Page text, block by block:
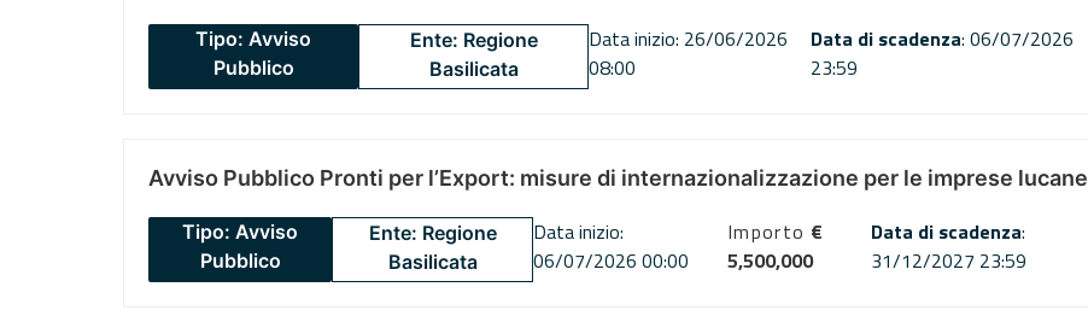
Tipo: Avviso
Pubblico
Ente: Regione
Basilicata
Data inizio: 26/06/2026
08:00
Data di scadenza: 06/07/2026
23:59
Avviso Pubblico Pronti per l’Export: misure di internazionalizzazione per le imprese lucane
Tipo: Avviso
Pubblico
Ente: Regione
Basilicata
Data inizio:
06/07/2026 00:00
Importo €
5,500,000
Data di scadenza:
31/12/2027 23:59